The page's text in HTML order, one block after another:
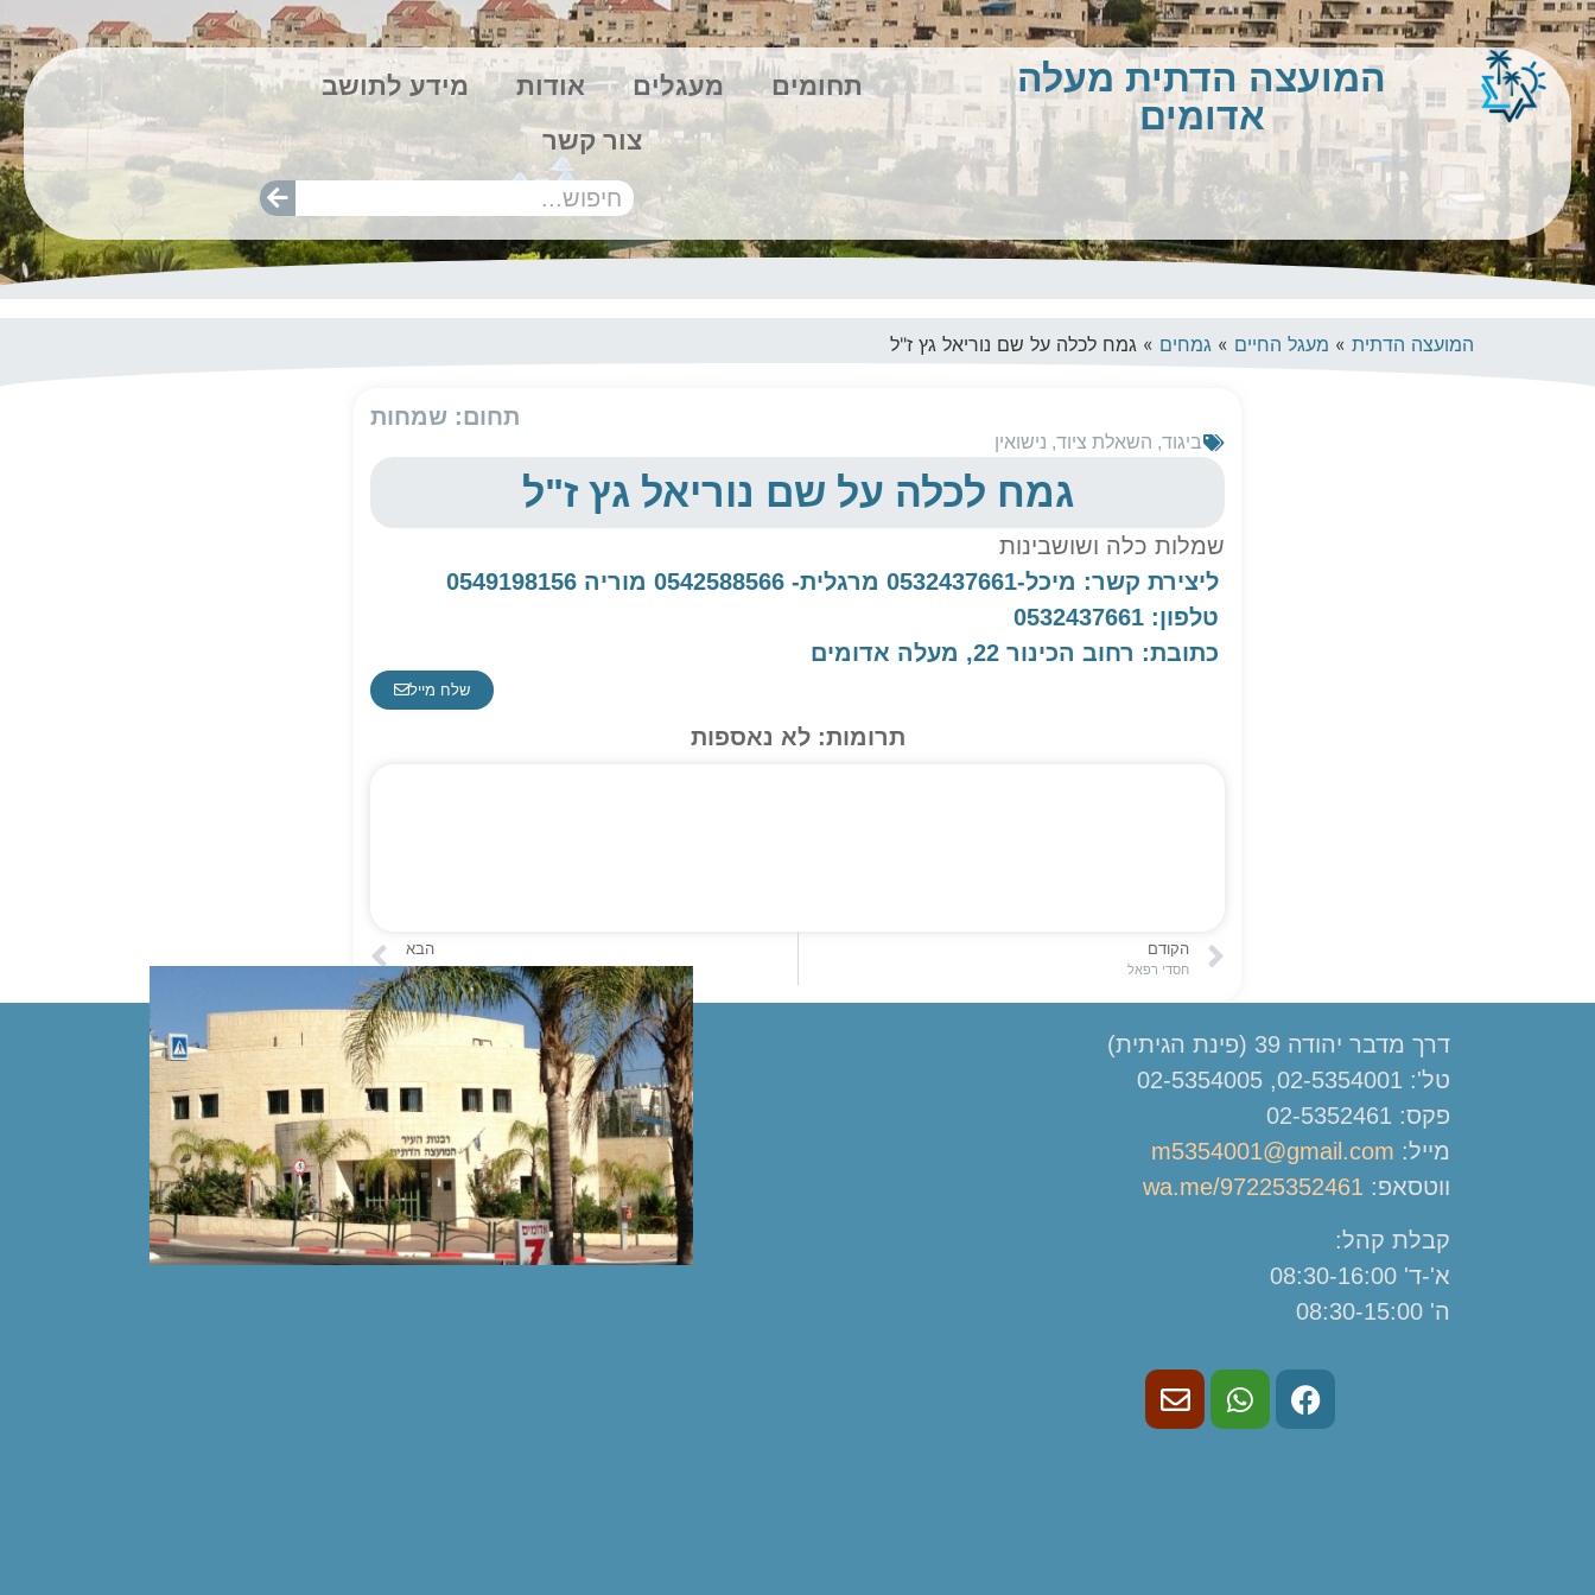
המועצה הדתית מעלה
אדומים
תחומים מעגלים אודות
מידע לתושב
צור קשר
המועצה הדתית » מעגל החיים » גמחים » גמח לכלה על שם נוריאל גץ ז"ל
תחום: שמחות
ביגוד, השאלת ציוד, נישואין
גמח לכלה על שם נוריאל גץ ז"ל
שמלות כלה ושושבינות
ליצירת קשר: מיכל-0532437661 מרגלית- 0542588566 מוריה 0549198156
טלפון: 0532437661
כתובת: רחוב הכינור 22, מעלה אדומים
שלח מייל
תרומות: לא נאספות
הקודם
חסדי רפאל
הבא
שיעורי עזר
דרך מדבר יהודה 39 (פינת הגיתית)
טל': 02-5354001, 02-5354005
פקס: 02-5352461
מייל: m5354001@gmail.com
ווטסאפ: wa.me/97225352461
קבלת קהל:
א'-ד' 08:30-16:00
ה' 08:30-15:00